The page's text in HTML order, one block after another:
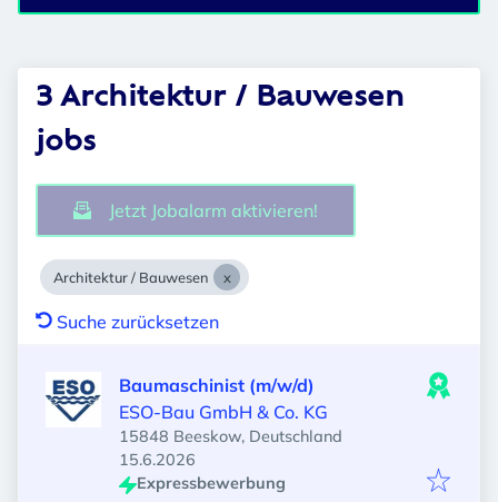
3 Architektur / Bauwesen
jobs
Jetzt Jobalarm aktivieren!
Architektur / Bauwesen
Suche zurücksetzen
Baumaschinist (m/w/d)
ESO-Bau GmbH & Co. KG
15848 Beeskow, Deutschland
Veröffentlicht
15.6.2026
Expressbewerbung